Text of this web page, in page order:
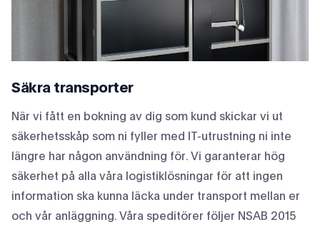
Säkra transporter
När vi fått en bokning av dig som kund skickar vi ut
säkerhetsskåp som ni fyller med IT-utrustning ni inte
längre har någon användning för. Vi garanterar hög
säkerhet på alla våra logistiklösningar för att ingen
information ska kunna läcka under transport mellan er
och vår anläggning. Våra speditörer följer NSAB 2015